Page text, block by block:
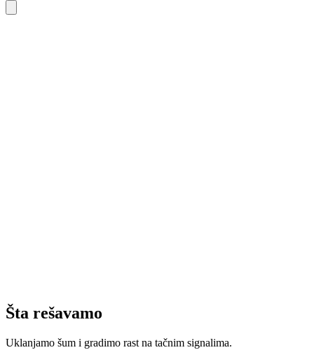
Šta rešavamo
Uklanjamo šum i gradimo rast na tačnim signalima.